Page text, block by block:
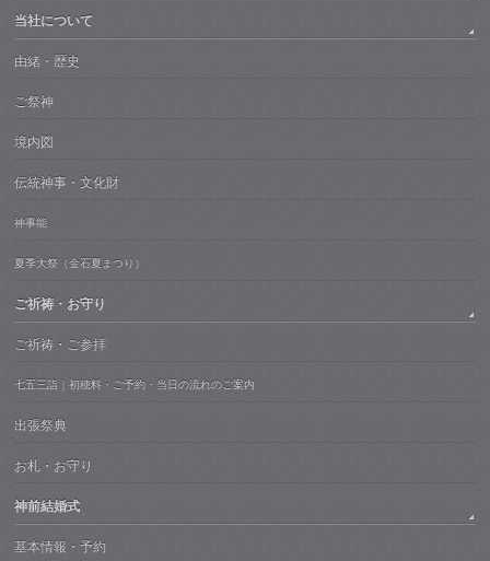
当社について
由緒・歴史
ご祭神
境内図
伝統神事・文化財
神事能
夏季大祭（金石夏まつり）
ご祈祷・お守り
ご祈祷・ご参拝
七五三詣｜初穂料・ご予約・当日の流れのご案内
出張祭典
お札・お守り
神前結婚式
基本情報・予約